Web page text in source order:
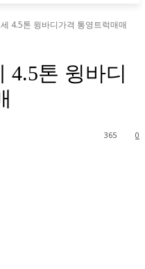
4.5톤 윙바디가격 통영트럭매매
4.5톤 윙바디
0
365